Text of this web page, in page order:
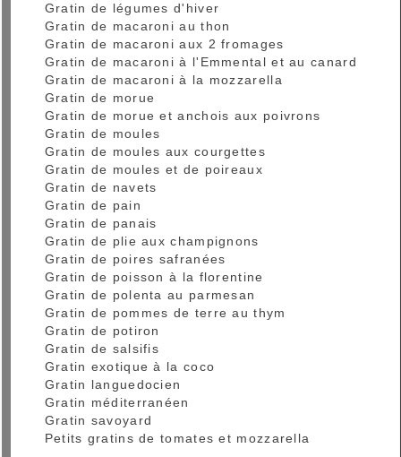
Gratin de légumes d'hiver
Gratin de macaroni au thon
Gratin de macaroni aux 2 fromages
Gratin de macaroni à l'Emmental et au canard
Gratin de macaroni à la mozzarella
Gratin de morue
Gratin de morue et anchois aux poivrons
Gratin de moules
Gratin de moules aux courgettes
Gratin de moules et de poireaux
Gratin de navets
Gratin de pain
Gratin de panais
Gratin de plie aux champignons
Gratin de poires safranées
Gratin de poisson à la florentine
Gratin de polenta au parmesan
Gratin de pommes de terre au thym
Gratin de potiron
Gratin de salsifis
Gratin exotique à la coco
Gratin languedocien
Gratin méditerranéen
Gratin savoyard
Petits gratins de tomates et mozzarella